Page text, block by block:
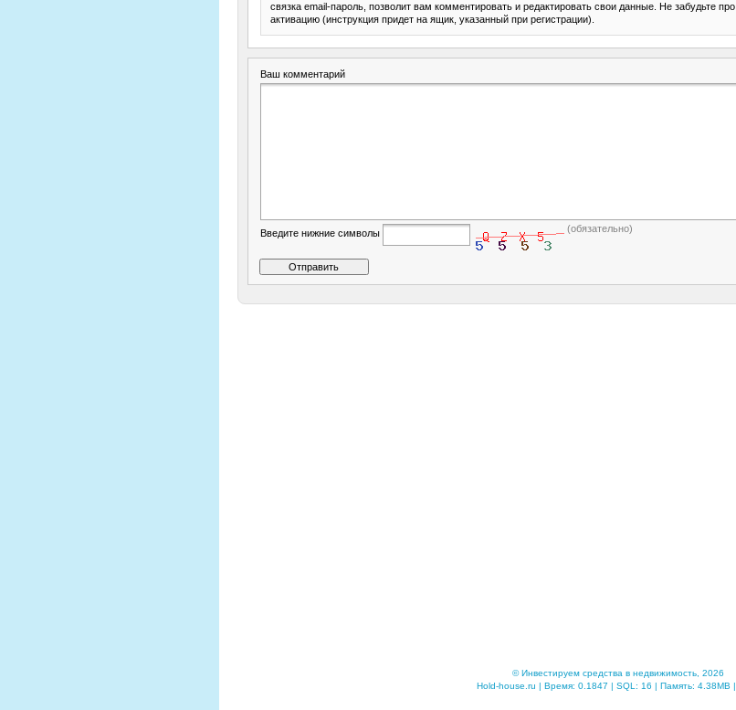
связка email-пароль, позволит вам комментировать и редактировать свои данные. Не забудьте про
активацию (инструкция придет на ящик, указанный при регистрации).
Ваш комментарий
Введите нижние символы (обязательно)
© Инвестируем средства в недвижимость, 2026
Hold-house.ru | Время: 0.1847 | SQL: 16 | Память: 4.38MB |